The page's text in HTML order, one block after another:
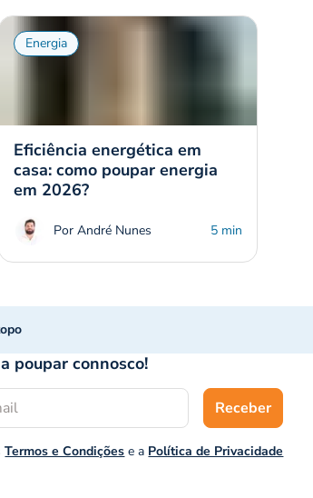
Energia
Eficiência energética em
casa: como poupar energia
em 2026?
Por André Nunes 5 min
poupar connosco!
Termos e Condições e a Política de Privacidade
Receber